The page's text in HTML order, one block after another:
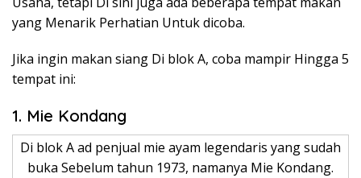
yang Menarik Perhatian Untuk dicoba.
Jika ingin makan siang Di blok A, coba mampir Hingga 5
tempat ini:
1. Mie Kondang
Di blok A ad penjual mie ayam legendaris yang sudah
buka Sebelum tahun 1973, namanya Mie Kondang.